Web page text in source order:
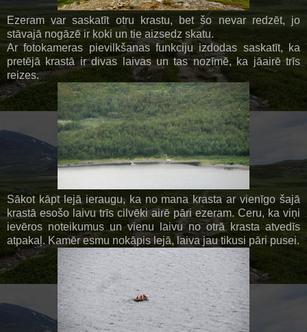
Ezeram var saskatīt otru krastu, bet šo nevar redzēt, jo
stāvajā nogāzē ir koki un tie aizsedz skatu.
Ar fotokameras pievilkšanas funkciju izdodas saskatīt, ka
pretējā krastā ir divas laivas un tas nozīmē, ka jāairē trīs
reizes.
Sākot kāpt lejā ieraugu, ka no mana krasta ar vienīgo šajā
krastā esošo laivu trīs cilvēki airē pāri ezeram. Ceru, ka viņi
ievēros noteikumus un vienu laivu no otrā krasta atvedīs
atpakaļ. Kamēr esmu nokāpis lejā, laiva jau tikusi pāri pusei.